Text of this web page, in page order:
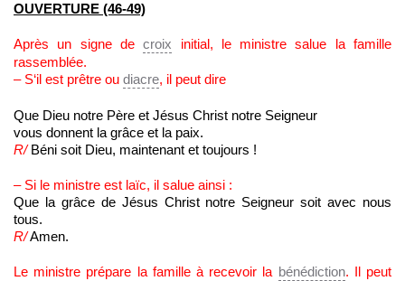
OUVERTURE (46-49)
Après un signe decroix initial, le ministre salue la famille
rassemblée.
– S‘il est prêtre ou diacre, il peut dire
Que Dieu notre Père et Jésus Christ notre Seigneur
vous donnent la grâce et la paix.
R/Béni soit Dieu, maintenant et toujours !
– Si le ministre est laïc, il salue ainsi :
Que la grâce de Jésus Christ notre Seigneur soit avec nous
tous.
R/Amen.
Le ministre prépare la famille à recevoir la bénédiction. Il peut